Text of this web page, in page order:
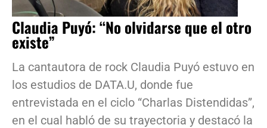
Claudia Puyó: “No olvidarse que el otro
existe”
La cantautora de rock Claudia Puyó estuvo en
los estudios de DATA.U, donde fue
entrevistada en el ciclo “Charlas Distendidas”,
en el cual habló de su trayectoria y destacó la